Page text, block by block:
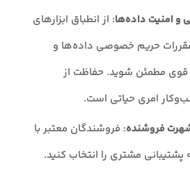
امنیت داده‌ها: از انطباق ابزارهای
حریم خصوصی داده‌ها و
قوی مطمئن شوید. حفاظت از
امری حیاتی است.
شهرت فروشنده: فروشندگان معتبر با
مشتری را انتخاب کنید.